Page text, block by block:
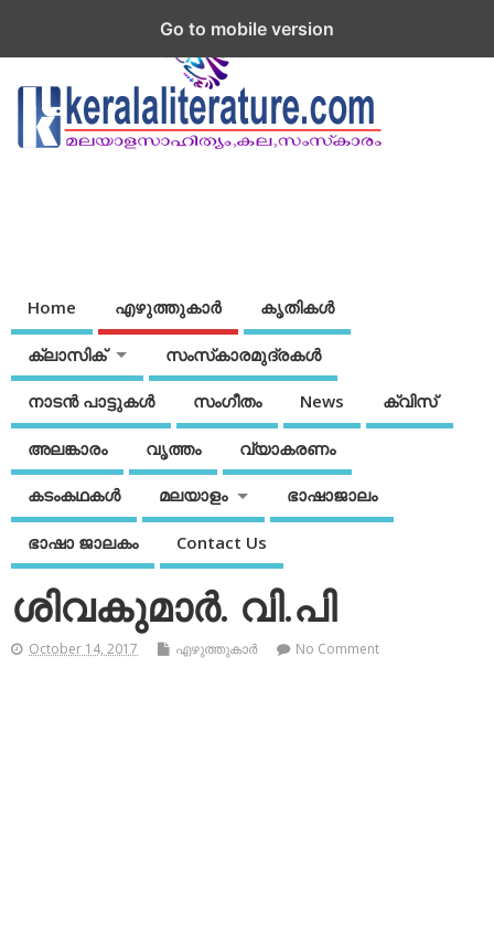
Home എഴുത്തുകാര്‍ കൃതികൾ
ക്ലാസിക് സംസ്‌കാരമുദ്രകള്‍
നാടന്‍ പാട്ടുകള്‍ സംഗീതം News ക്വിസ്
അലങ്കാരം വൃത്തം വ്യാകരണം
കടംകഥകള്‍ മലയാളം ഭാഷാജാലം
ഭാഷാ ജാലകം Contact Us
ശിവകുമാര്‍. വി.പി
October 14, 2017 എഴുത്തുകാര്‍ No Comment
Go to mobile version